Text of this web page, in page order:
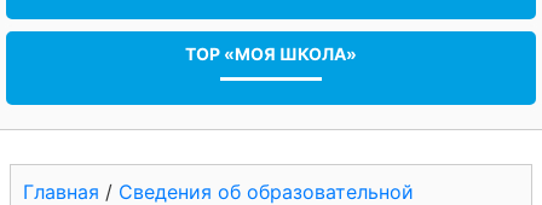
ТОР «МОЯ ШКОЛА»
Главная / Сведения об образовательной